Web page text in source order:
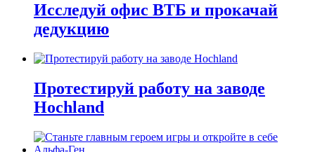
Исследуй офис ВТБ и прокачай
дедукцию
Протестируй работу на заводе
Hochland